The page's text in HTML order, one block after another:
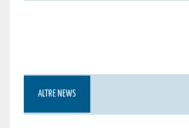
ALTRE NEWS